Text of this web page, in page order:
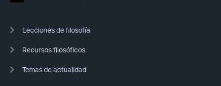
Lecciones de filosofía
Recursos filosóficos
Temas de actualidad